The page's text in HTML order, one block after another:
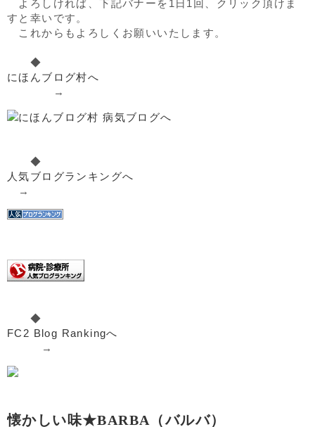
よろしければ、下記バナーを1日1回、クリック頂けま
すと幸いです。
これからもよろしくお願いいたします。
◆
にほんブログ村へ
→
◆
人気ブログランキングへ
→
◆
FC2 Blog Rankingへ
→
懐かしい味★BARBA（バルバ）